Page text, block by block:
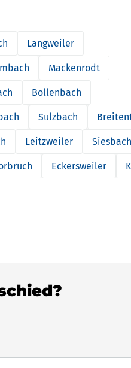
Langweiler
Mackenrodt
Bollenbach
Sulzbach
Leitzweiler Siesbach
Eckersweiler